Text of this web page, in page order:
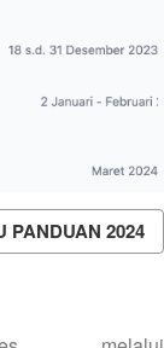
PANDUAN 2024